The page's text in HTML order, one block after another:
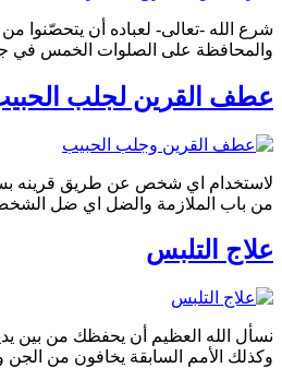
شرع الله -تعالى- لعباده أن يتحصّنوا
والمحافظة على الصلوات الخمس في
عطف القرين لجلب
لاستخدام اي شخص عن طريق قرينه بسم
من باب الملازمة والضل اي ضل
علاج التلبس
نسأل الله العظيم أن يحفظك من بين
وكذلك الأمم السابقة يخافون من